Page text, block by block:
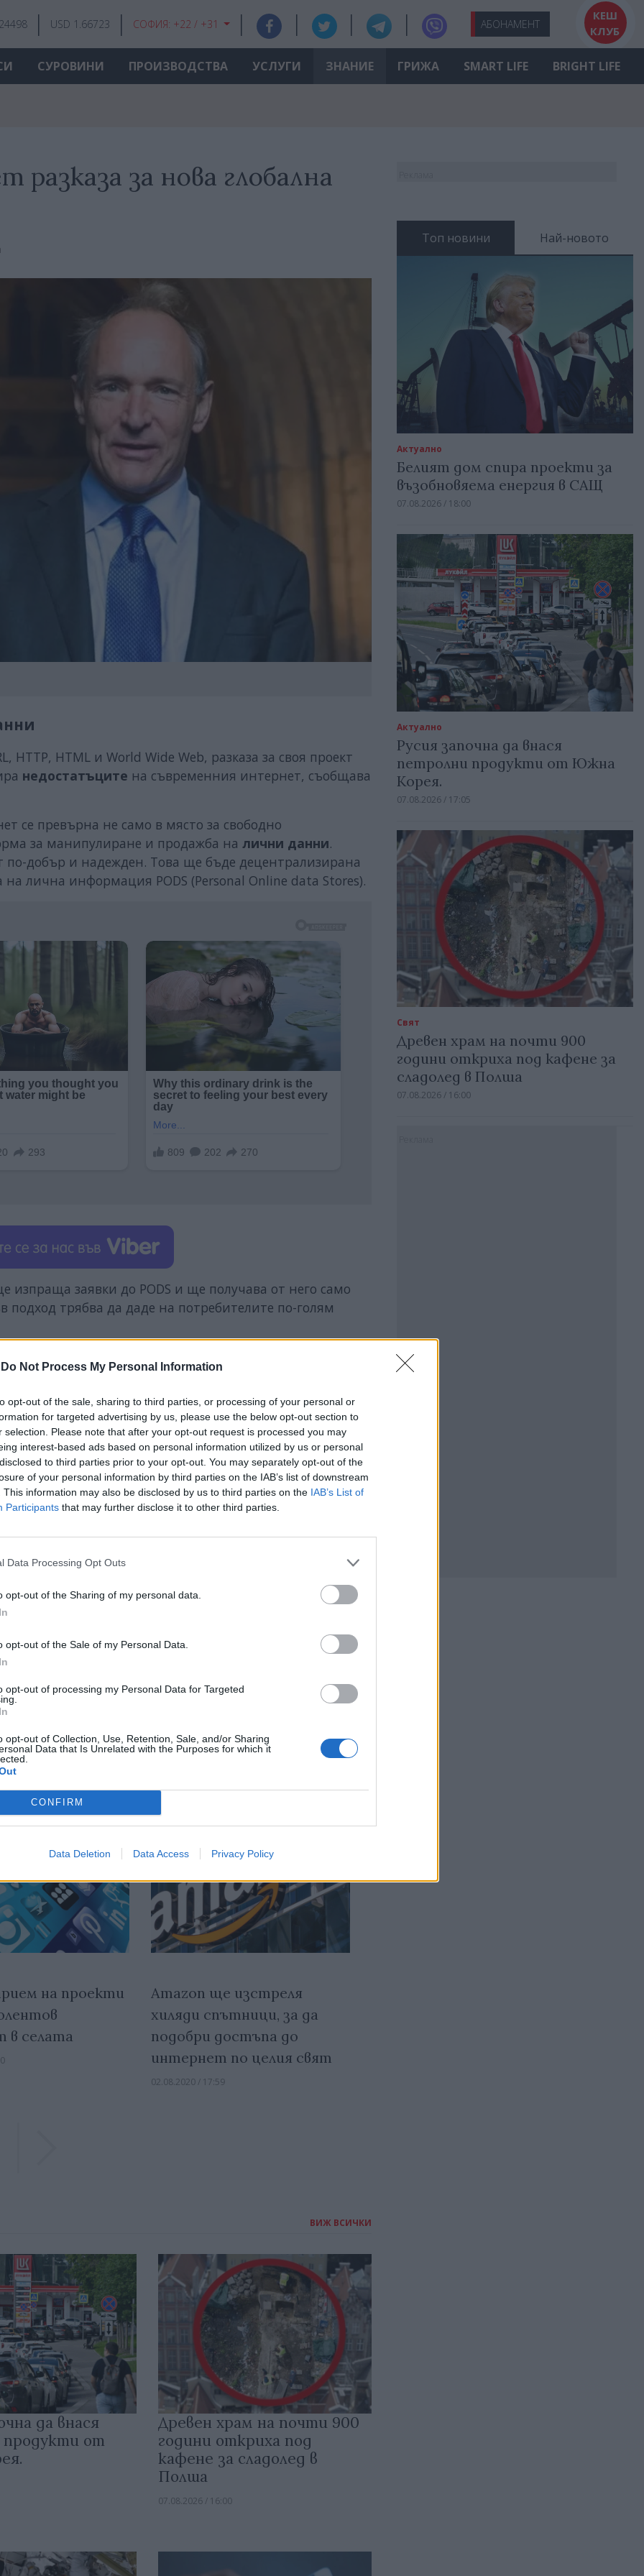
Do Not Process My Personal Information
opt-out of the sale, sharing to third parties, or processing of your personal or
for targeted advertising by us, please use the below opt-out section to
selection. Please note that after your opt-out request is processed you may
interest-based ads based on personal information utilized by us or personal
to third parties prior to your opt-out. You may separately opt-out of the
of your personal information by third parties on the IAB’s list of downstream
This information may also be disclosed by us to third parties on the IAB’s List of
Participants that may further disclose it to other third parties.
Data Processing Opt Outs
opt-out of the Sharing of my personal data.
opt-out of the Sale of my Personal Data.
opt-out of processing my Personal Data for Targeted
opt-out of Collection, Use, Retention, Sale, and/or Sharing
Data that Is Unrelated with the Purposes for which it
CONFIRM
Data Deletion Data Access Privacy Policy
USD 1.66723 СОФИЯ: +22 / +31 АБОНАМЕНТ
КЕШ
КЛУБ
СУРОВИНИ ПРОИЗВОДСТВА УСЛУГИ ЗНАНИЕ ГРИЖА SMART LIFE BRIGHT LIFE
за нова глобална
HTML и World Wide Web, разказа за своя проект
недостатъците на съвременния интернет, съобщава
се превърна не само в място за свободно
за манипулиране и продажба на лични данни.
по-добър и надежден. Това ще бъде децентрализирана
лична информация PODS (Personal Online data Stores).
заявки до PODS и ще получава от него само
трябва да даде на потребителите по-голям
информация, за какъв период от време и на кой
на Solid ще работятзащитнимеханизми, които да
НОВИНИ »
Последвайте ни във ВАЙБЪР
ВЪВ facebook
в:
на проекти
в селата
Amazon ще изстреля
хиляди спътници, за да
подобри достъпа до
интернет по целия свят
02.08.2020 / 17:59
ВИЖ ВСИЧКИ
да внася
от
Древен храм на почти 900
години откриха под
кафене за сладолед в
Полша
07.08.2026 / 16:00
Топ новини Най-новото
Актуално
Белият дом спира проекти за
възобновяема енергия в САЩ
07.08.2026 / 18:00
Актуално
Русия започна да внася
петролни продукти от Южна
Корея.
07.08.2026 / 17:05
Свят
Древен храм на почти 900
години откриха под кафене за
сладолед в Полша
07.08.2026 / 16:00